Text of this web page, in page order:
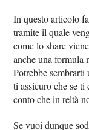
In questo articolo
tramite il quale
come lo share
anche una formula
Potrebbe
ti assicuro che se
conto che in reltà
Se vuoi dunque